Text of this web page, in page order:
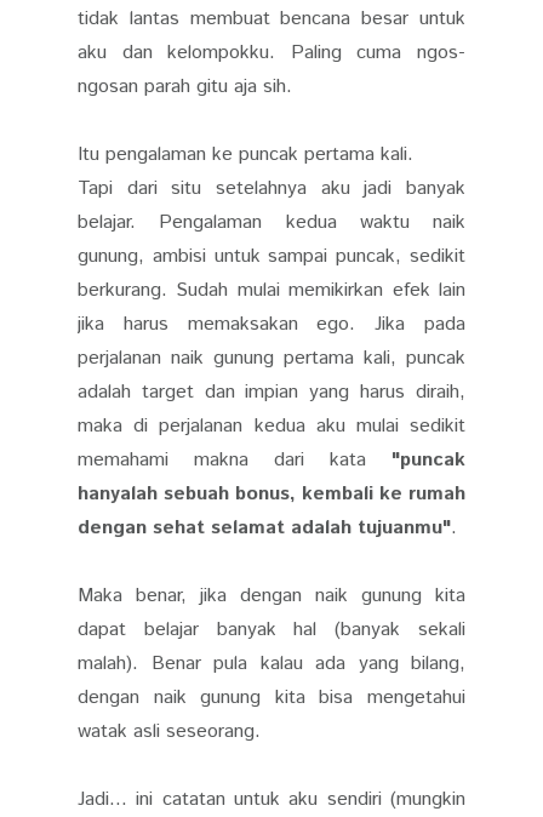
tidak lantas membuat bencana besar untuk
aku dan kelompokku. Paling cuma ngos-
ngosan parah gitu aja sih.
Itu pengalaman ke puncak pertama kali.
Tapi dari situ setelahnya aku jadi banyak
belajar. Pengalaman kedua waktu naik
gunung, ambisi untuk sampai puncak, sedikit
berkurang. Sudah mulai memikirkan efek lain
jika harus memaksakan ego. Jika pada
perjalanan naik gunung pertama kali, puncak
adalah target dan impian yang harus diraih,
maka di perjalanan kedua aku mulai sedikit
memahami makna dari kata "puncak
hanyalah sebuah bonus, kembali ke rumah
dengan sehat selamat adalah tujuanmu".
Maka benar, jika dengan naik gunung kita
dapat belajar banyak hal (banyak sekali
malah). Benar pula kalau ada yang bilang,
dengan naik gunung kita bisa mengetahui
watak asli seseorang.
Jadi... ini catatan untuk aku sendiri (mungkin